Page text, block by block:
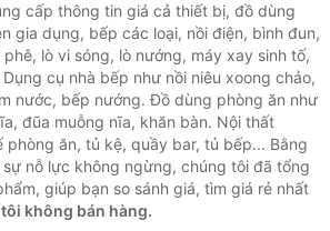
cấp thông tin giá cả thiết bị, đồ dùng
gia dụng, bếp các loại, nồi điện, bình đun,
lò vi sóng, lò nướng, máy xay sinh tố,
cụ nhà bếp như nồi niêu xoong chảo,
nước, bếp nướng. Đồ dùng phòng ăn như
đũa muỗng nĩa, khăn bàn. Nội thất
phòng ăn, tủ kệ, quầy bar, tủ bếp... Bằng
nỗ lực không ngừng, chúng tôi đã tổng
giúp bạn so sánh giá, tìm giá rẻ nhất
không bán hàng.